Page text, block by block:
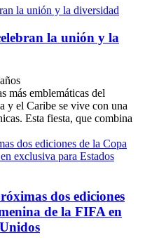
la unión y la
más emblemáticas del
y el Caribe se vive con una
Esta fiesta, que combina
dos ediciones
de la FIFA en